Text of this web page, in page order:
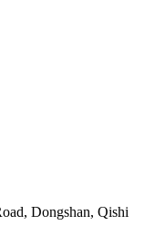
Dongshan, Qishi